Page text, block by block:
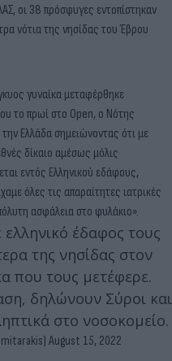
οι 38 πρόσφυγες εντοπίστηκαν
νότια της νησίδας του Έβρου
γυναίκα μεταφέρθηκε
το πρωί στο Open, ο Νότης
Ελλάδα σημειώνοντας ότι με
δίκαιο αμέσως μόλις
εντός Ελληνικού εδάφους,
όλες τις απαραίτητες ιατρικές
ασφάλεια στο φυλάκιο».
ελληνικό έδαφος τους
της νησίδας στον
που τους μετέφερε.
δηλώνουν Σύροι και
στο νοσοκομείο.
August 15, 2022